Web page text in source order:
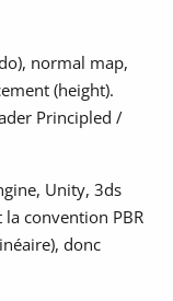
normal map,
(height).
Principled /
Unity, 3ds
convention PBR
donc